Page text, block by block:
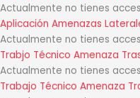
Actualmente no tienes
Aplicación Amenazas
Actualmente no tienes
Trabjo Técnico Amenaza
Actualmente no tienes
Trabajo Técnico Amenaza